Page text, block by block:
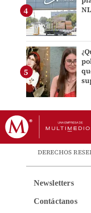
NL
DERECHOS
Newsletters
Contáctanos